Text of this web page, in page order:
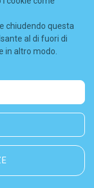
di accessibilità
chiudendo questa
al di fuori di
in altro modo.